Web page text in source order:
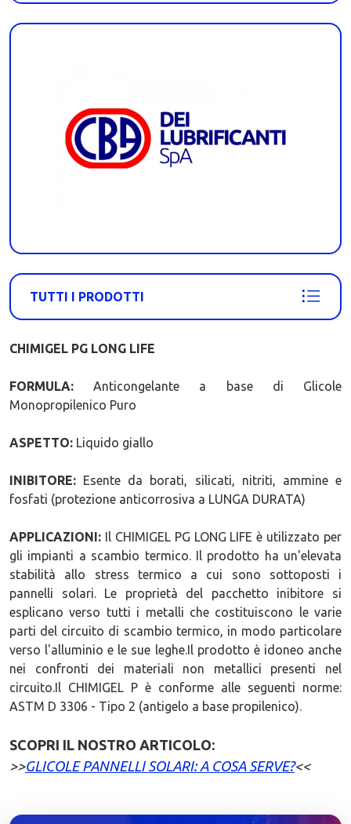
TUTTI I PRODOTTI
CHIMIGEL PG LONG LIFE
FORMULA:Anticongelante a base di Glicole
Monopropilenico Puro
ASPETTO: Liquido giallo
INIBITORE: Esente da borati, silicati, nitriti, ammine e
fosfati (protezione anticorrosiva a LUNGA DURATA)
APPLICAZIONI: Il CHIMIGEL PG LONG LIFE è utilizzato per
gli impianti a scambio termico. Il prodotto ha un'elevata
stabilità allo stress termico a cui sono sottoposti i
pannelli solari. Le proprietà del pacchetto inibitore si
esplicano verso tutti i metalli che costituiscono le varie
parti del circuito di scambio termico, in modo particolare
verso l'alluminio e le sue leghe.Il prodotto è idoneo anche
nei confronti dei materiali non metallici presenti nel
circuito.Il CHIMIGEL P è conforme alle seguenti norme:
ASTM D 3306 - Tipo 2 (antigelo a base propilenico).
SCOPRI IL NOSTRO ARTICOLO:
>>GLICOLE PANNELLI SOLARI: A COSA SERVE?<<